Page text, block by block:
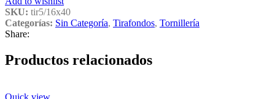
SKU: tir5/16x40
Categorías: Sin Categoría, Tirafondos, Tornillería
Share:
Productos relacionados